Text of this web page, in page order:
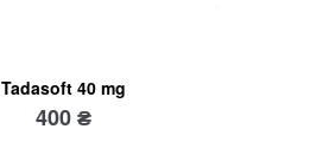
Tadasoft 40 mg
400₴